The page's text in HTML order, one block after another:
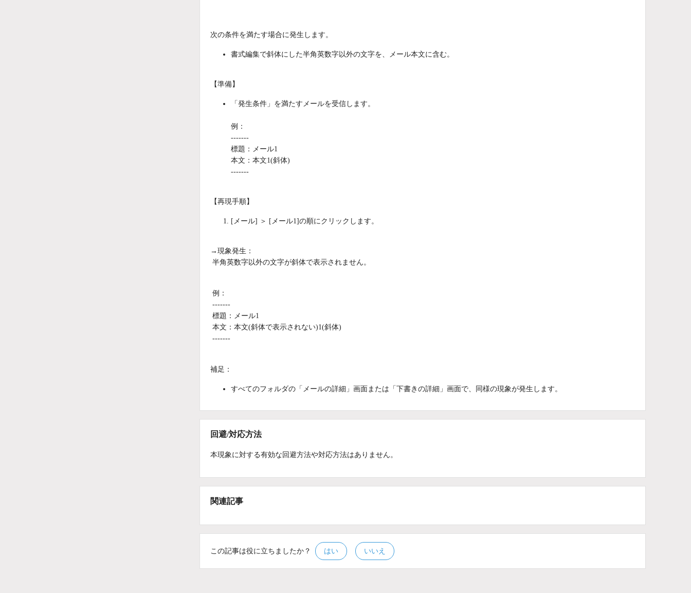
次の条件を満たす場合に発生します。
書式編集で斜体にした半角英数字以外の文字を、メール本文に含む。
【準備】
「発生条件」を満たすメールを受信します。
例：
-------
標題：メール1
本文：本文1(斜体)
-------
【再現手順】
[メール] ＞ [メール1]の順にクリックします。
→現象発生：
半角英数字以外の文字が斜体で表示されません。
例：
-------
標題：メール1
本文：本文(斜体で表示されない)1(斜体)
-------
補足：
すべてのフォルダの「メールの詳細」画面または「下書きの詳細」画面で、同様の現象が発生します。
回避/対応方法
本現象に対する有効な回避方法や対応方法はありません。
関連記事
この記事は役に立ちましたか？ はい いいえ